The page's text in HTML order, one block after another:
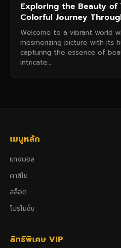
Exploring the Beauty of
Colorful Journey
Welcome to a vibrant world
mesmerizing picture with its
capturing the essence of
intricate…
เมนูหลัก
แทงบอล
คาสิโน
สล็อต
โปรโมชั่น
สิทธิพิเศษ VIP